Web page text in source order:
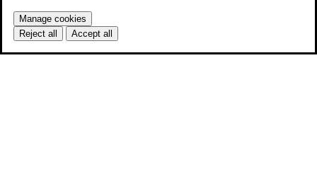
Manage cookies
Reject all
Accept all